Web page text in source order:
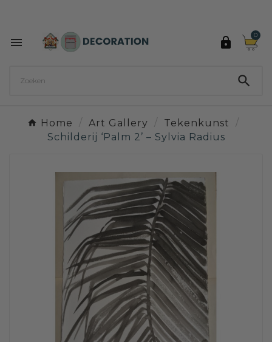
 
0

Home Art Gallery
Tekenkunst
Schilderij ‘Palm 2’ – Sylvia Radius